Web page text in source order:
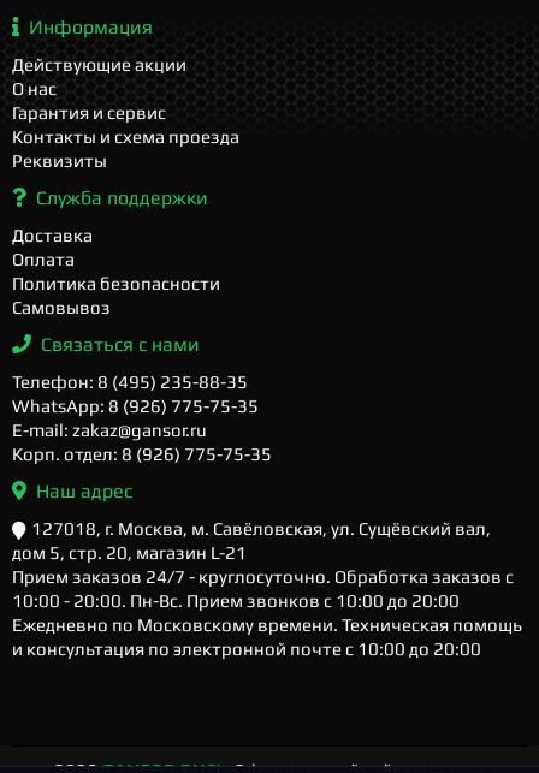
Информация
Действующие акции
О нас
Гарантия и сервис
Контакты и схема проезда
Реквизиты
Служба поддержки
Доставка
Оплата
Политика безопасности
Самовывоз
Связаться с нами
Телефон: 8 (495) 235-88-35
WhatsApp: 8 (926) 775-75-35
E-mail: zakaz@gansor.ru
Корп. отдел: 8 (926) 775-75-35
Наш адрес
127018, г. Москва, м. Савёловская, ул. Сущёвский вал,
дом 5, стр. 20, магазин L-21
Прием заказов 24/7 - круглосуточно. Обработка заказов с
10:00 - 20:00. Пн-Вс. Прием звонков с 10:00 до 20:00
Ежедневно по Московскому времени. Техническая помощь
и консультация по электронной почте с 10:00 до 20:00